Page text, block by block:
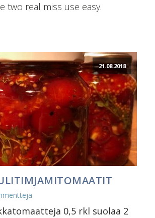
two real miss use easy.
21.08.2018
0,5 rkl suolaa 2